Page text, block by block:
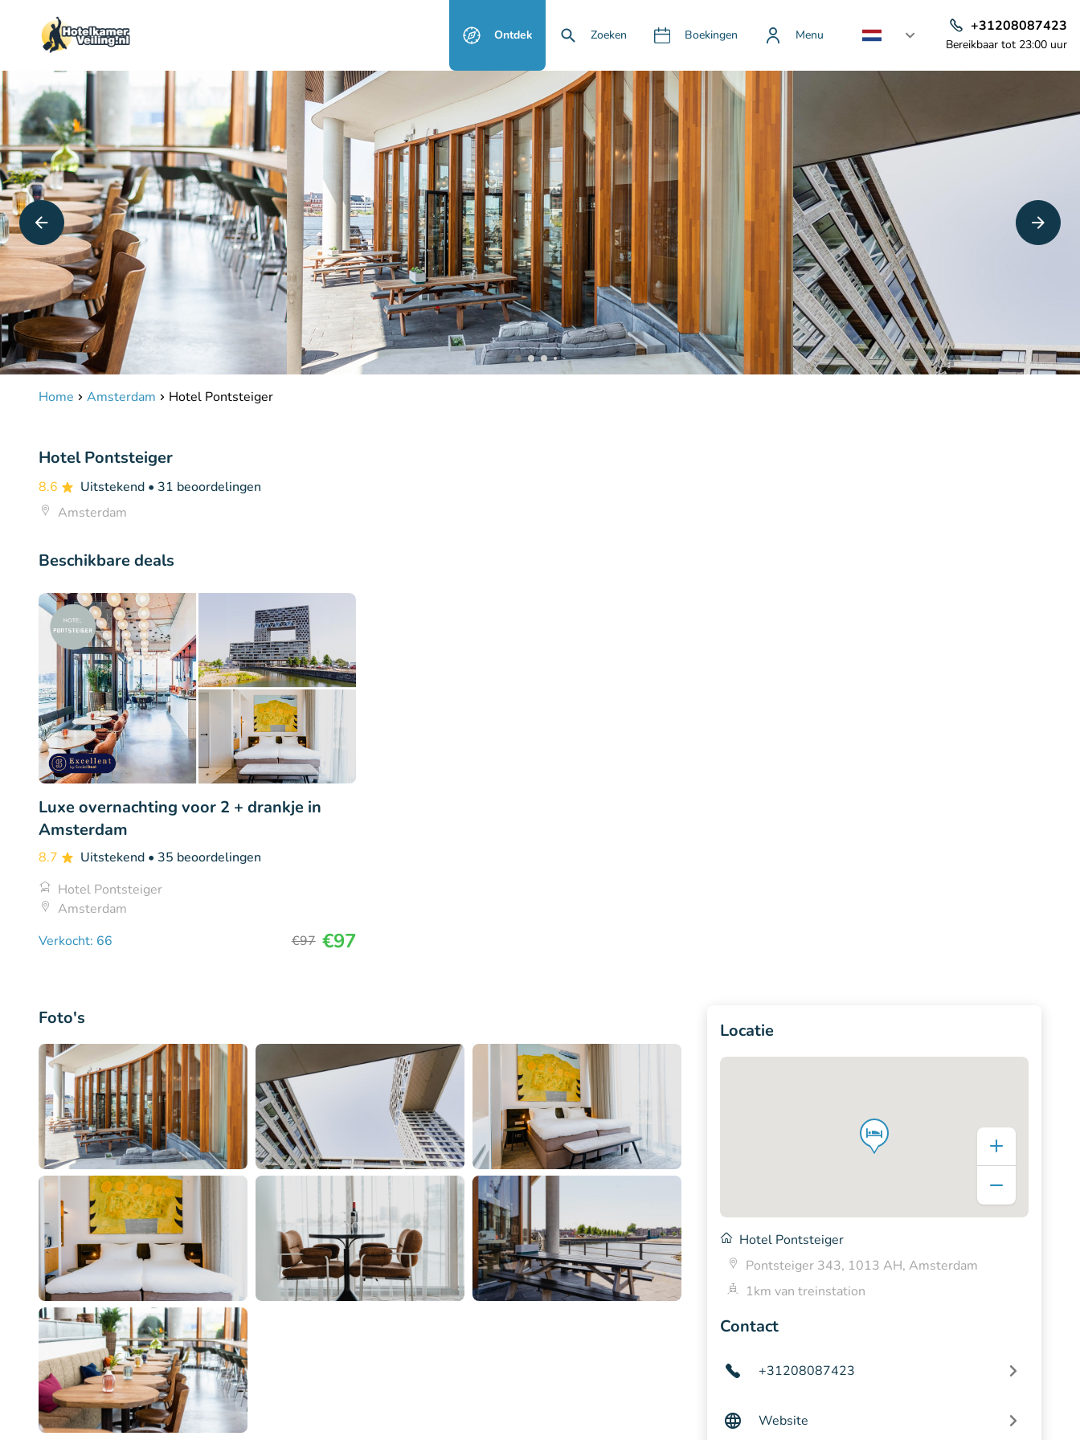
Ontdek Zoeken Boekingen Menu
+31208087423
Bereikbaar tot 23:00 uur
Home Amsterdam Hotel Pontsteiger
Hotel Pontsteiger
8.6 Uitstekend • 31 beoordelingen
Amsterdam
Beschikbare deals
Luxe overnachting voor 2 + drankje in
Amsterdam
8.7 Uitstekend • 35 beoordelingen
Hotel Pontsteiger
Amsterdam
Verkocht: 66
€97 €97
Foto's
Locatie
Hotel Pontsteiger
Pontsteiger 343, 1013 AH, Amsterdam
1km van treinstation
Contact
+31208087423
Website